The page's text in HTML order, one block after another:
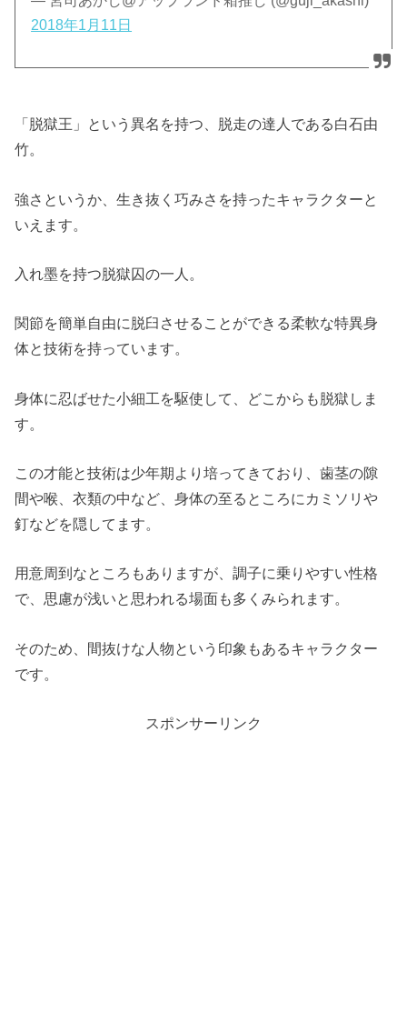
2018年1月11日
「脱獄王」という異名を持つ、脱走の達人である白石由
竹。
強さというか、生き抜く巧みさを持ったキャラクターと
いえます。
入れ墨を持つ脱獄囚の一人。
関節を簡単自由に脱臼させることができる柔軟な特異身
体と技術を持っています。
身体に忍ばせた小細工を駆使して、どこからも脱獄しま
す。
この才能と技術は少年期より培ってきており、歯茎の隙
間や喉、衣類の中など、身体の至るところにカミソリや
釘などを隠してます。
用意周到なところもありますが、調子に乗りやすい性格
で、思慮が浅いと思われる場面も多くみられます。
そのため、間抜けな人物という印象もあるキャラクター
です。
スポンサーリンク